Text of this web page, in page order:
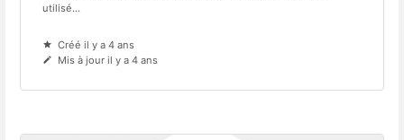
utilisé...
Créé il y a 4 ans
Mis à jour il y a 4 ans